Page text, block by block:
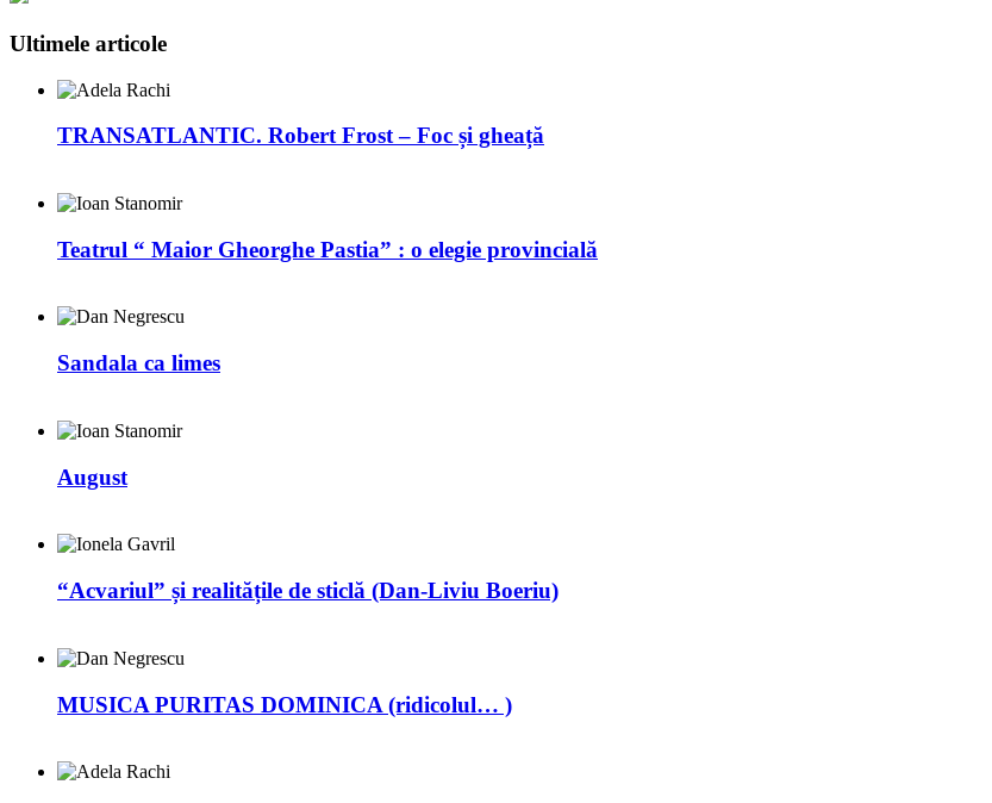
Ultimele articole
TRANSATLANTIC. Robert Frost – Foc și gheață
Teatrul “ Maior Gheorghe Pastia” : o elegie provincială
Sandala ca limes
August
“Acvariul” și realitățile de sticlă (Dan-Liviu Boeriu)
MUSICA PURITAS DOMINICA (ridicolul… )